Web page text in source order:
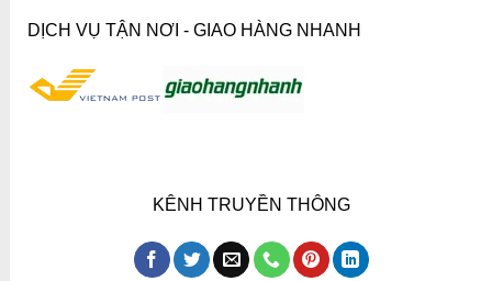
DỊCH VỤ TẬN NƠI - GIAO HÀNG NHANH
KÊNH TRUYỀN THÔNG